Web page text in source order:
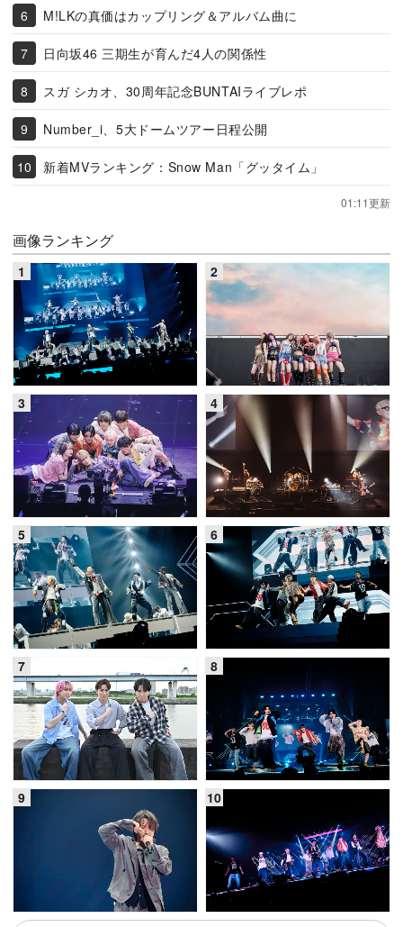
M!LKの真価はカップリング＆アルバム曲に
日向坂46 三期生が育んだ4人の関係性
スガ シカオ、30周年記念BUNTAIライブレポ
Number_i、5大ドームツアー日程公開
新着MVランキング：Snow Man「グッタイム」
01:11更新
画像ランキング